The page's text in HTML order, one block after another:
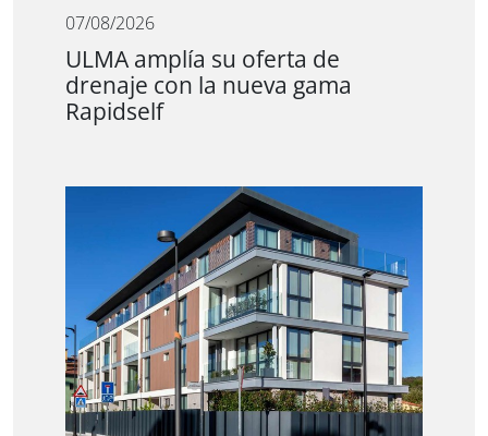
07/08/2026
ULMA amplía su oferta de
drenaje con la nueva gama
Rapidself